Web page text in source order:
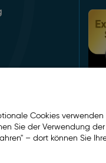
Cookies
Sie der Verwendung
– dort können Sie